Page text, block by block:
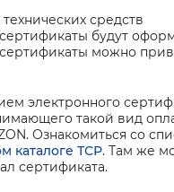
средств
будут
можно
электронного
такой вид
Ознакомиться со
каталоге ТСР. Там же
сертификата.